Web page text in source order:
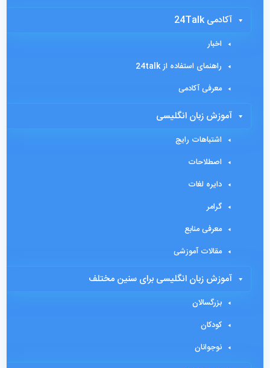
آکادمی 24Talk
اخبار
راهنمای استفاده از 24talk
معرفی آکادمی
آموزش زبان انگلیسی
اشتباهات رایج
اصطلاحات
دایره لغات
گرامر
معرفی منابع
مقالات آموزشی
آموزش زبان انگلیسی برای سنین مختلف
بزرگسالان
کودکان
نوجوانان